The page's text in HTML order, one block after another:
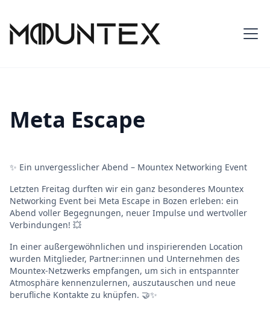
Meta Escape
✨ Ein unvergesslicher Abend – Mountex Networking Event
Letzten Freitag durften wir ein ganz besonderes Mountex
Networking Event bei Meta Escape in Bozen erleben: ein
Abend voller Begegnungen, neuer Impulse und wertvoller
Verbindungen! 💥
In einer außergewöhnlichen und inspirierenden Location
wurden Mitglieder, Partner:innen und Unternehmen des
Mountex-Netzwerks empfangen, um sich in entspannter
Atmosphäre kennenzulernen, auszutauschen und neue
berufliche Kontakte zu knüpfen. 🤝✨